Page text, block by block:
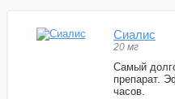
Сиалис
20 мг
Самый
препарат.
часов.